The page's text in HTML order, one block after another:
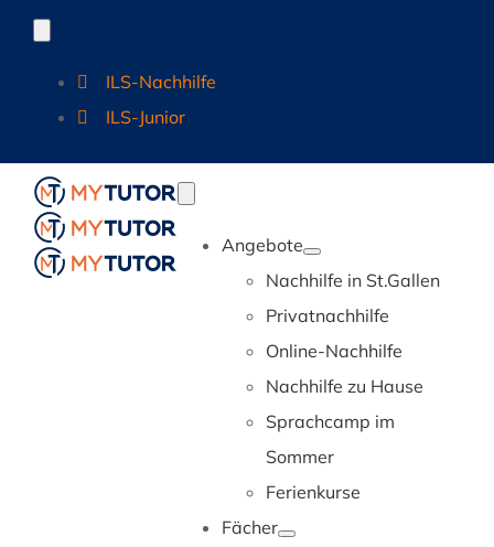
Zum
springen
Navigation
ILS-Nachhilfe
ILS-Junior
Navigation
Angebote
Nachhilfe in St.Gallen
Privatnachhilfe
Online-Nachhilfe
Nachhilfe zu Hause
Sprachcamp im
Sommer
Ferienkurse
Fächer